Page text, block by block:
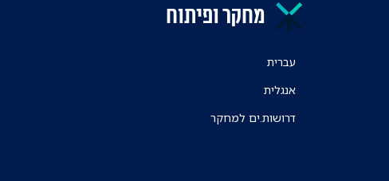
מחקר ופיתוח
עברית
אנגלית
דרושות.ים למחקר